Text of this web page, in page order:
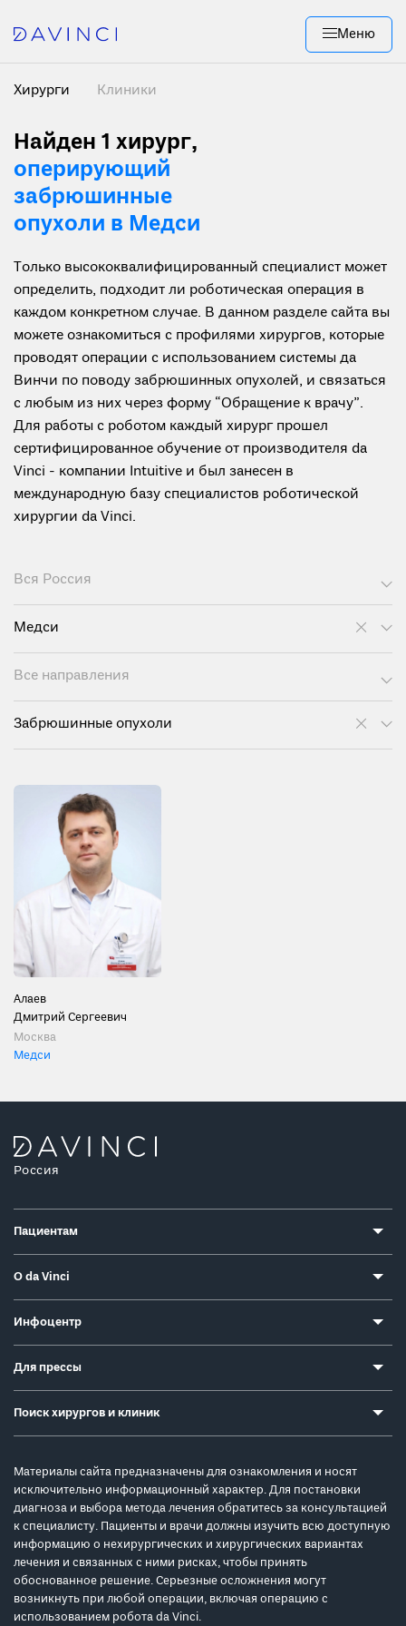
Меню
Хирурги Клиники
Найден 1 хирург,
оперирующий
забрюшинные
опухоли в Медси
Только высококвалифицированный специалист может
определить, подходит ли роботическая операция в
каждом конкретном случае. В данном разделе сайта вы
можете ознакомиться с профилями хирургов, которые
проводят операции с использованием системы да
Винчи по поводу забрюшинных опухолей, и связаться
с любым из них через форму “Обращение к врачу”.
Для работы с роботом каждый хирург прошел
сертифицированное обучение от производителя da
Vinci - компании Intuitive и был занесен в
международную базу специалистов роботической
хирургии da Vinci.
Вся Россия
Медси
Все направления
Забрюшинные опухоли
Алаев
Дмитрий Сергеевич
Москва
Медси
Россия
Пациентам
О da Vinci
Инфоцентр
Для прессы
Поиск хирургов и клиник
Материалы сайта предназначены для ознакомления и носят
исключительно информационный характер. Для постановки
диагноза и выбора метода лечения обратитесь за консультацией
к специалисту. Пациенты и врачи должны изучить всю доступную
информацию о нехирургических и хирургических вариантах
лечения и связанных с ними рисках, чтобы принять
обоснованное решение. Серьезные осложнения могут
возникнуть при любой операции, включая операцию с
использованием робота da Vinci.